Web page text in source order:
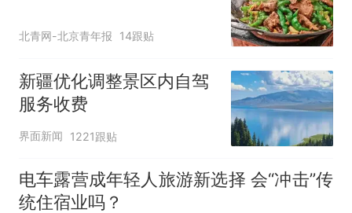
北青网-北京青年报 14跟贴
新疆优化调整景区内自驾
服务收费
界面新闻 1221跟贴
电车露营成年轻人旅游新选择 会“冲击”传
统住宿业吗？